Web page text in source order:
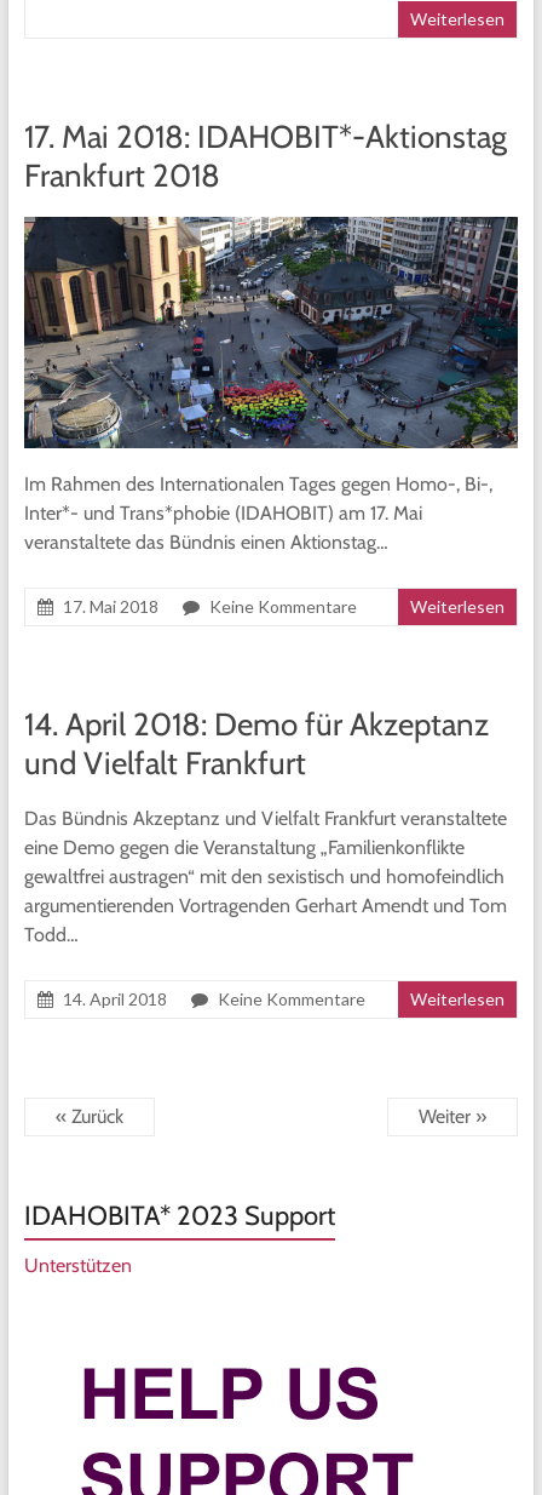
Weiterlesen
17. Mai 2018: IDAHOBIT*-Aktionstag
Frankfurt 2018
Im Rahmen des Internationalen Tages gegen Homo-, Bi-,
Inter*- und Trans*phobie (IDAHOBIT) am 17. Mai
veranstaltete das Bündnis einen Aktionstag…
17. Mai 2018 Keine Kommentare Weiterlesen
14. April 2018: Demo für Akzeptanz
und Vielfalt Frankfurt
Das Bündnis Akzeptanz und Vielfalt Frankfurt veranstaltete
eine Demo gegen die Veranstaltung „Familienkonflikte
gewaltfrei austragen“ mit den sexistisch und homofeindlich
argumentierenden Vortragenden Gerhart Amendt und Tom
Todd…
14. April 2018 Keine Kommentare Weiterlesen
« Zurück Weiter »
IDAHOBITA* 2023 Support
Unterstützen